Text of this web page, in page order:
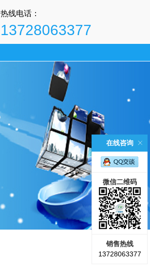
热线电话：
13728063377
在线咨询
微信二维码
销售热线
13728063377